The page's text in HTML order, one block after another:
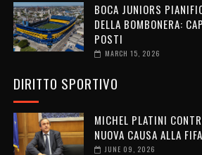
BOCA JUNIORS
DELLA BOMBONERA:
POSTI
MARCH 15, 2026
DIRITTO SPORTIVO
MICHEL PLATINI
NUOVA CAUSA ALLA FIFA
JUNE 09, 2026